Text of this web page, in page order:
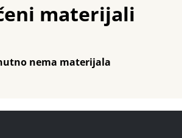
materijali
nema materijala